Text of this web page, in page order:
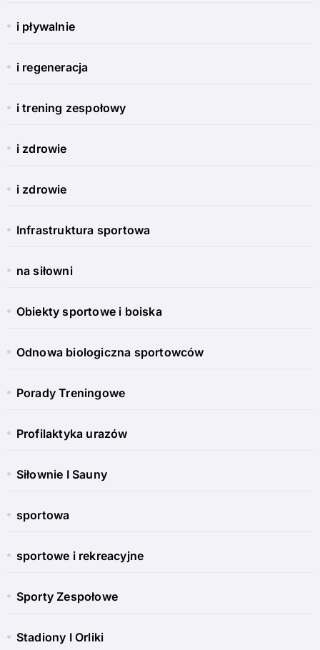
i pływalnie
i regeneracja
i trening zespołowy
i zdrowie
i zdrowie
Infrastruktura sportowa
na siłowni
Obiekty sportowe i boiska
Odnowa biologiczna sportowców
Porady Treningowe
Profilaktyka urazów
Siłownie I Sauny
sportowa
sportowe i rekreacyjne
Sporty Zespołowe
Stadiony I Orliki